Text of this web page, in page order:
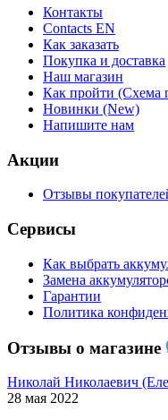
Контакты
Contacts EN
Как заказать
Покупка и доставка
Наш магазин
Как пройти (Схема
Новинки (New)
Напишите нам
Акции
Отзывы
Сервисы
Как выбрать
Замена
Гарантии
Политика
Отзывы о магазине
Николай Николаевич
28 мая 2022